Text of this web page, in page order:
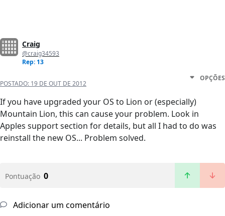
Craig
@craig34593
Rep: 13
POSTADO: 19 DE OUT DE 2012
OPÇÕES
If you have upgraded your OS to Lion or (especially)
Mountain Lion, this can cause your problem. Look in
Apples support section for details, but all I had to do was
reinstall the new OS... Problem solved.
Pontuação 0
Adicionar um comentário